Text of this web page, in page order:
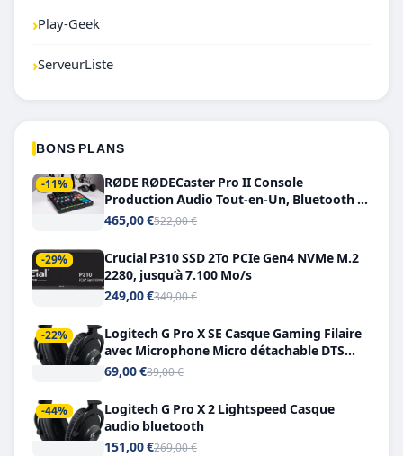
›Play-Geek
›ServeurListe
BONS PLANS
-11%
RØDE RØDECaster Pro II Console
Production Audio Tout-en-Un, Bluetooth et
Double USB-C
465,00 €522,00 €
-29%
Crucial P310 SSD 2To PCIe Gen4 NVMe M.2
2280, jusqu’à 7.100 Mo/s
249,00 €349,00 €
-22%
Logitech G Pro X SE Casque Gaming Filaire
avec Microphone Micro détachable DTS
Headphone X 7.1
69,00 €89,00 €
-44%
Logitech G Pro X 2 Lightspeed Casque
audio bluetooth
151,00 €269,00 €